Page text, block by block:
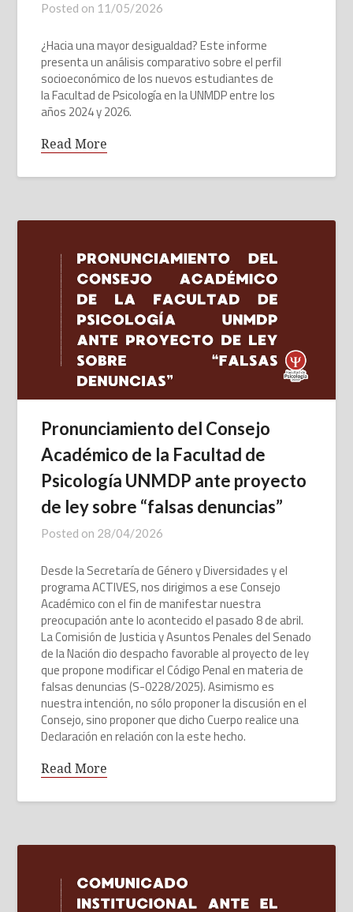
Posted on 11/05/2026
¿Hacia una mayor desigualdad? Este informe
presenta un análisis comparativo sobre el perfil
socioeconómico de los nuevos estudiantes de
la Facultad de Psicología en la UNMDP entre los
años 2024 y 2026.
Read More
Pronunciamiento del Consejo
Académico de la Facultad de
Psicología UNMDP ante proyecto
de ley sobre “falsas denuncias”
Posted on 28/04/2026
Desde la Secretaría de Género y Diversidades y el
programa ACTIVES, nos dirigimos a ese Consejo
Académico con el fin de manifestar nuestra
preocupación ante lo acontecido el pasado 8 de abril.
La Comisión de Justicia y Asuntos Penales del Senado
de la Nación dio despacho favorable al proyecto de ley
que propone modificar el Código Penal en materia de
falsas denuncias (S-0228/2025). Asimismo es
nuestra intención, no sólo proponer la discusión en el
Consejo, sino proponer que dicho Cuerpo realice una
Declaración en relación con la este hecho.
Read More